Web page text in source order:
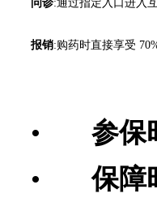
问诊:通过指定入口进入
报销:购药时直接享受
• 参保
•保障